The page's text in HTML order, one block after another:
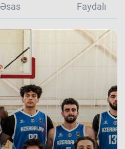
Əsas Faydalı